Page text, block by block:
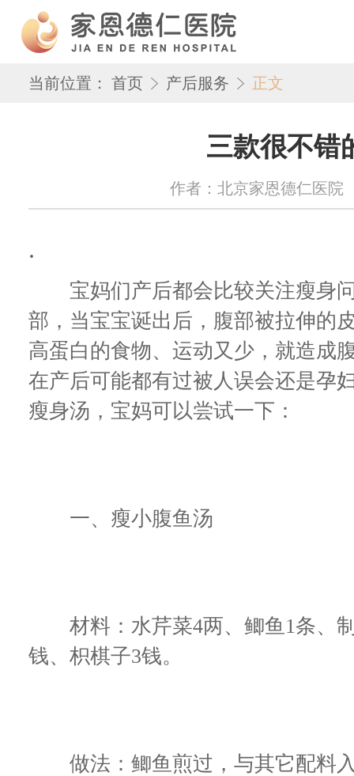
当前位置： 首页 产后服务 正文
三款很不错
作者：北京家恩德仁医院
.
宝妈们产后都会比较关注瘦身问
部，当宝宝诞出后，腹部被拉伸的
高蛋白的食物、运动又少，就造成
在产后可能都有过被人误会还是孕
瘦身汤，宝妈可以尝试一下：
一、瘦小腹鱼汤
材料：水芹菜4两、鲫鱼1条、制
钱、枳棋子3钱。
做法：鲫鱼煎过，与其它配料入